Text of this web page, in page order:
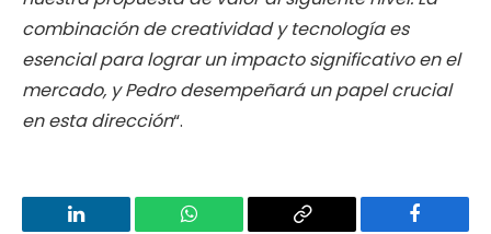
combinación de creatividad y tecnología es
esencial para lograr un impacto significativo en el
mercado, y Pedro desempeñará un papel crucial
en esta dirección“.
LinkedIn WhatsApp
Copy
Facebook